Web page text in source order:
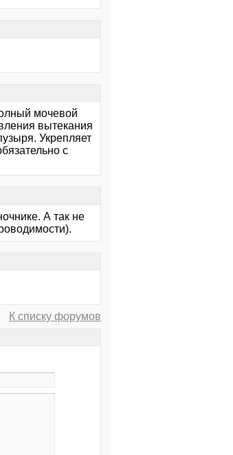
мочевой
вытекания
Укрепляет
с
А так не
К списку форумов